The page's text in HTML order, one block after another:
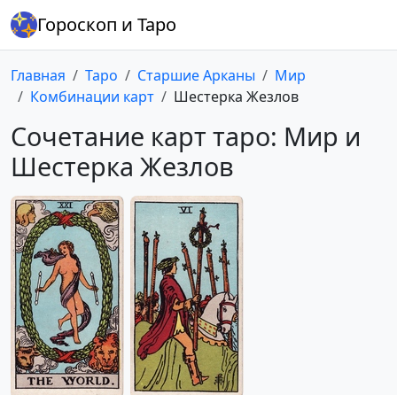
Гороскоп и Таро
Главная Таро Старшие Арканы
Мир
Комбинации карт
Шестерка Жезлов
Сочетание карт таро: Мир и
Шестерка Жезлов